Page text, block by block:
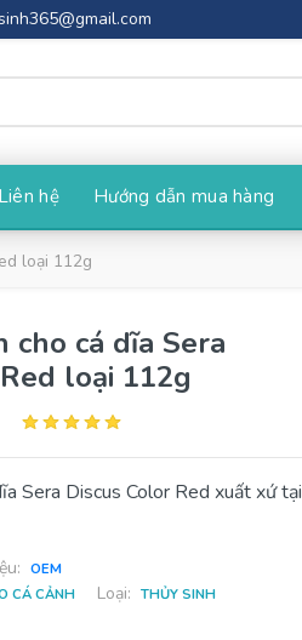
Liên hệ Hướng dẫn mua hàng
loại 112g
cho cá dĩa Sera
loại 112g
Sera Discus Color Red xuất xứ tại
OEM
CÁ CẢNH Loại: THỦY SINH